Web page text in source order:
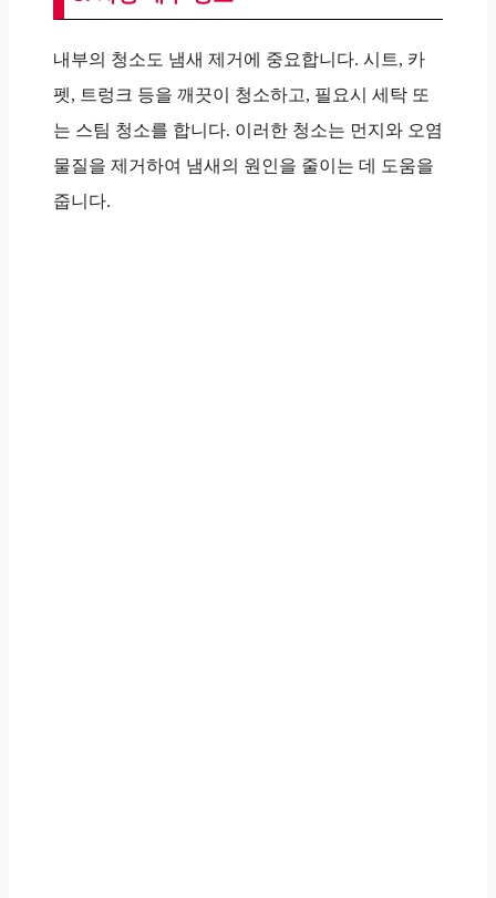
내부의 청소도 냄새 제거에 중요합니다. 시트, 카
펫, 트렁크 등을 깨끗이 청소하고, 필요시 세탁 또
는 스팀 청소를 합니다. 이러한 청소는 먼지와 오염
물질을 제거하여 냄새의 원인을 줄이는 데 도움을
줍니다.